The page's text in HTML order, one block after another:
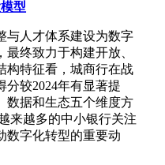
型
与人才体系建设为数字
终致力于构建开放、
构特征看，城商行在战
分较2024年有显著提
数据和生态五个维度方
来越多的中小银行关注
数字化转型的重要动